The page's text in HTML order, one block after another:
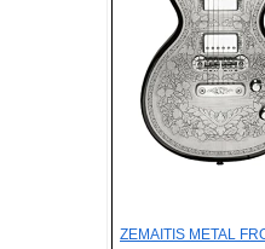
ZEMAITIS METAL